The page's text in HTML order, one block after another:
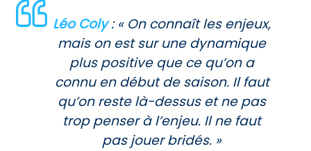
Léo Coly: « On connaît les enjeux,
mais on est sur une dynamique
plus positive que ce qu’on a
connu en début de saison. Il faut
qu’on reste là-dessus et ne pas
trop penser à l’enjeu. Il ne faut
pas jouer bridés. »